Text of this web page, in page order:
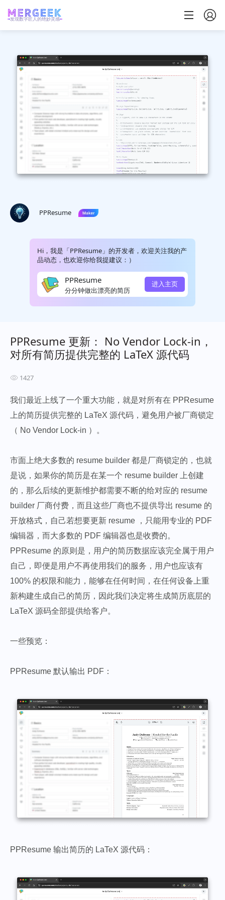
发现数字匠人的绝妙灵感
PPResume
Hi，我是「PPResume」的开发者，欢迎关注我的产
品动态，也欢迎你给我提建议：）
PPResume
分分钟做出漂亮的简历
进入主页
PPResume 更新： No Vendor Lock-in，
对所有简历提供完整的 LaTeX 源代码
1427
我们最近上线了一个重大功能，就是对所有在 PPResume
上的简历提供完整的 LaTeX 源代码，避免用户被厂商锁定
（ No Vendor Lock-in ）。
市面上绝大多数的 resume builder 都是厂商锁定的，也就
是说，如果你的简历是在某一个 resume builder 上创建
的，那么后续的更新维护都需要不断的给对应的 resume
builder 厂商付费，而且这些厂商也不提供导出 resume 的
开放格式，自己若想要更新 resume ，只能用专业的 PDF
编辑器，而大多数的 PDF 编辑器也是收费的。
PPResume 的原则是，用户的简历数据应该完全属于用户
自己，即便是用户不再使用我们的服务，用户也应该有
100% 的权限和能力，能够在任何时间，在任何设备上重
新构建生成自己的简历，因此我们决定将生成简历底层的
LaTeX 源码全部提供给客户。
一些预览：
PPResume 默认输出 PDF：
PPResume 输出简历的 LaTeX 源代码：